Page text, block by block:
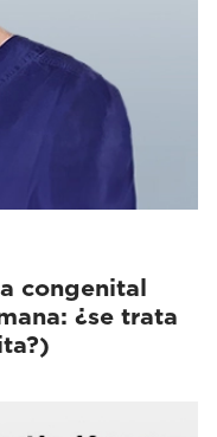
congenital
¿se trata